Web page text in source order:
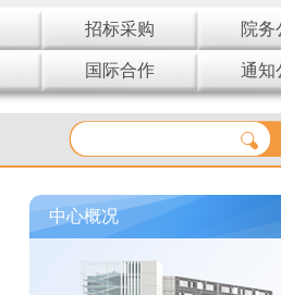
招标采购 院务
国际合作 通知
中心概况